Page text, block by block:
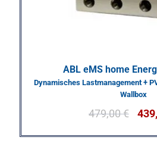
ABL eMS home
Dynamisches Lastmanagement +
Wallbox
479,00€